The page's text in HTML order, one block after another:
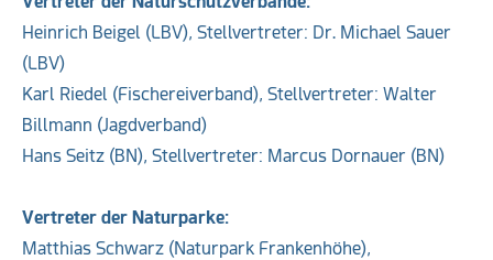
Heinrich Beigel (LBV), Stellvertreter: Dr. Michael Sauer
(LBV)
Karl Riedel (Fischereiverband), Stellvertreter: Walter
Billmann (Jagdverband)
Hans Seitz (BN), Stellvertreter: Marcus Dornauer (BN)
Vertreter der Naturparke:
Matthias Schwarz (Naturpark Frankenhöhe),